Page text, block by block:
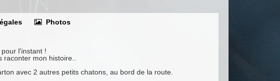
Photos
l'instant !
mon histoire..
avec 2 autres petits chatons, au bord de la route.